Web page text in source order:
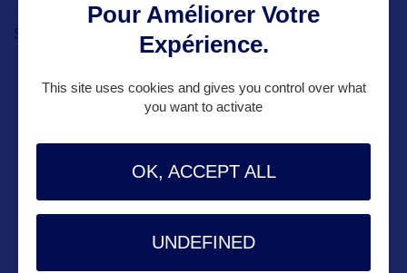
Site internet : https://www.visitlasvegas.com/
ALLEZ PLUS LOIN
ADRESSES
Pour Améliorer Votre
Expérience.
This site uses cookies and gives you control over what
you want to activate
OK, ACCEPT ALL
UNDEFINED